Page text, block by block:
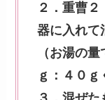
２．重曹
器に入れて
（お湯の
ｇ：４０ｇ